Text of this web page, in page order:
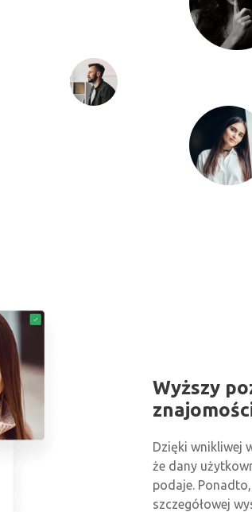
Wyższy
Dzięki wnikliwej
że dany
podaje.
szczegółowej